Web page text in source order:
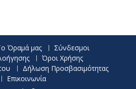
Όραμά μας
Σύνδεσμοι
Όροι Χρήσης
Δήλωση Προσβασιμότητας
Επικοινωνία